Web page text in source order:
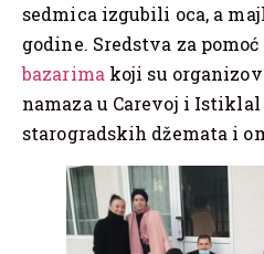
sedmica izgubili oca, a
godine. Sredstva za
bazarimakoji su
namaza u Carevoj i
starogradskih džemata i